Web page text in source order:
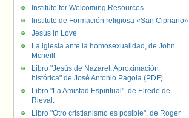
Institute for Welcoming Resources
Instituto de Formación religiosa «San Cipriano»
Jesús in Love
La iglesia ante la homosexualidad, de John
Mcneill
Libro "Jesús de Nazaret. Aproximación
histórica" de José Antonio Pagola (PDF)
Libro "La Amistad Espiritual", de Elredo de
Rieval.
Libro "Otro cristianismo es posible", de Roger